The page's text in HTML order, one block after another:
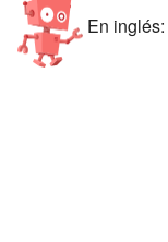
En inglés: